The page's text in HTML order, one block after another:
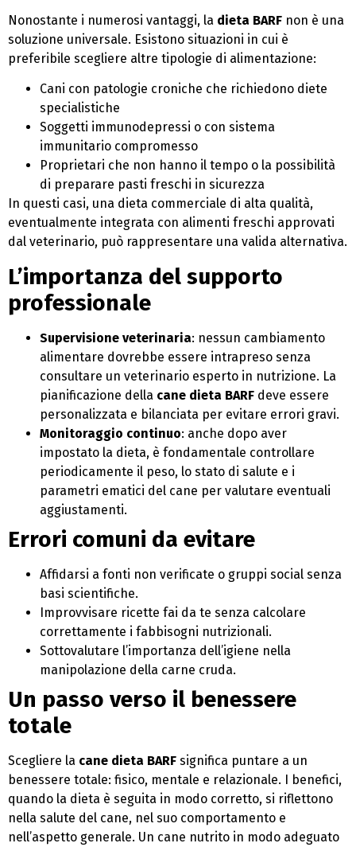
Nonostante i numerosi vantaggi, la dieta BARF non è una
soluzione universale. Esistono situazioni in cui è
preferibile scegliere altre tipologie di alimentazione:
Cani con patologie croniche che richiedono diete
specialistiche
Soggetti immunodepressi o con sistema
immunitario compromesso
Proprietari che non hanno il tempo o la possibilità
di preparare pasti freschi in sicurezza
In questi casi, una dieta commerciale di alta qualità,
eventualmente integrata con alimenti freschi approvati
dal veterinario, può rappresentare una valida alternativa.
L’importanza del supporto
professionale
Supervisione veterinaria: nessun cambiamento
alimentare dovrebbe essere intrapreso senza
consultare un veterinario esperto in nutrizione. La
pianificazione della cane dieta BARF deve essere
personalizzata e bilanciata per evitare errori gravi.
Monitoraggio continuo: anche dopo aver
impostato la dieta, è fondamentale controllare
periodicamente il peso, lo stato di salute e i
parametri ematici del cane per valutare eventuali
aggiustamenti.
Errori comuni da evitare
Affidarsi a fonti non verificate o gruppi social senza
basi scientifiche.
Improvvisare ricette fai da te senza calcolare
correttamente i fabbisogni nutrizionali.
Sottovalutare l’importanza dell’igiene nella
manipolazione della carne cruda.
Un passo verso il benessere
totale
Scegliere la cane dieta BARF significa puntare a un
benessere totale: fisico, mentale e relazionale. I benefici,
quando la dieta è seguita in modo corretto, si riflettono
nella salute del cane, nel suo comportamento e
nell’aspetto generale. Un cane nutrito in modo adeguato